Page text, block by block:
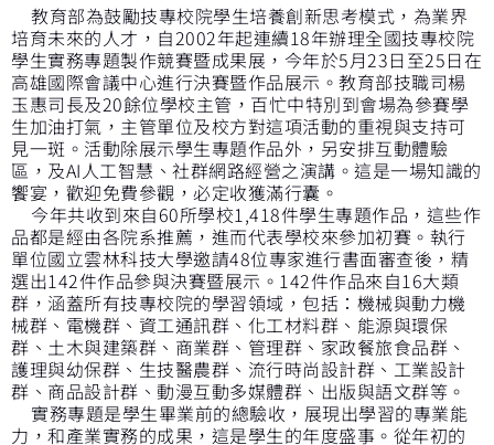
教育部為鼓勵技專校院學生培養創新思考模式，為業界
培育未來的人才，自2002年起連續18年辦理全國技專校院
學生實務專題製作競賽暨成果展，今年於5月23日至25日在
高雄國際會議中心進行決賽暨作品展示。教育部技職司楊
玉惠司長及20餘位學校主管，百忙中特別到會場為參賽學
生加油打氣，主管單位及校方對這項活動的重視與支持可
見一斑。活動除展示學生專題作品外，另安排互動體驗
區，及AI人工智慧、社群網路經營之演講。這是一場知識的
饗宴，歡迎免費參觀，必定收獲滿行囊。
今年共收到來自60所學校1,418件學生專題作品，這些作
品都是經由各院系推薦，進而代表學校來參加初賽。執行
單位國立雲林科技大學邀請48位專家進行書面審查後，精
選出142件作品參與決賽暨展示。142件作品來自16大類
群，涵蓋所有技專校院的學習領域，包括：機械與動力機
械群、電機群、資工通訊群、化工材料群、能源與環保
群、土木與建築群、商業群、管理群、家政餐旅食品群、
護理與幼保群、生技醫農群、流行時尚設計群、工業設計
群、商品設計群、動漫互動多媒體群、出版與語文群等。
實務專題是學生畢業前的總驗收，展現出學習的專業能
力，和產業實務的成果，這是學生的年度盛事。從年初的